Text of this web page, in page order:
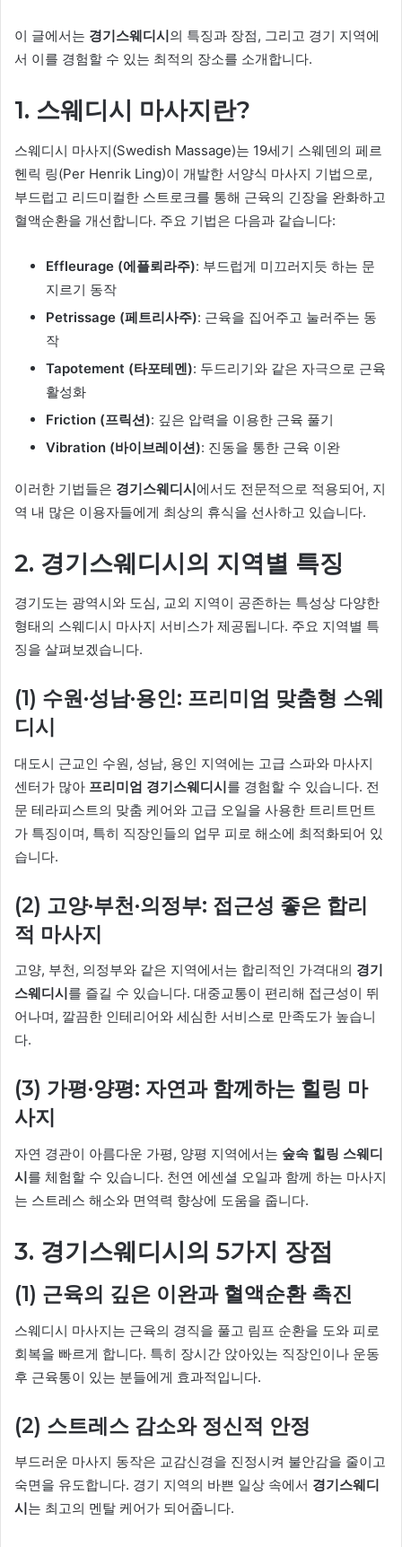
이 글에서는 경기스웨디시의 특징과 장점, 그리고 경기 지역에
서 이를 경험할 수 있는 최적의 장소를 소개합니다.
1. 스웨디시 마사지란?
스웨디시 마사지(Swedish Massage)는 19세기 스웨덴의 페르
헨릭 링(Per Henrik Ling)이 개발한 서양식 마사지 기법으로,
부드럽고 리드미컬한 스트로크를 통해 근육의 긴장을 완화하고
혈액순환을 개선합니다. 주요 기법은 다음과 같습니다:
Effleurage (에플뢰라주): 부드럽게 미끄러지듯 하는 문
지르기 동작
Petrissage (페트리사주): 근육을 집어주고 눌러주는 동
작
Tapotement (타포테멘): 두드리기와 같은 자극으로 근육
활성화
Friction (프릭션): 깊은 압력을 이용한 근육 풀기
Vibration (바이브레이션): 진동을 통한 근육 이완
이러한 기법들은 경기스웨디시에서도 전문적으로 적용되어, 지
역 내 많은 이용자들에게 최상의 휴식을 선사하고 있습니다.
2. 경기스웨디시의 지역별 특징
경기도는 광역시와 도심, 교외 지역이 공존하는 특성상 다양한
형태의 스웨디시 마사지 서비스가 제공됩니다. 주요 지역별 특
징을 살펴보겠습니다.
(1) 수원·성남·용인: 프리미엄 맞춤형 스웨
디시
대도시 근교인 수원, 성남, 용인 지역에는 고급 스파와 마사지
센터가 많아 프리미엄 경기스웨디시를 경험할 수 있습니다. 전
문 테라피스트의 맞춤 케어와 고급 오일을 사용한 트리트먼트
가 특징이며, 특히 직장인들의 업무 피로 해소에 최적화되어 있
습니다.
(2) 고양·부천·의정부: 접근성 좋은 합리
적 마사지
고양, 부천, 의정부와 같은 지역에서는 합리적인 가격대의 경기
스웨디시를 즐길 수 있습니다. 대중교통이 편리해 접근성이 뛰
어나며, 깔끔한 인테리어와 세심한 서비스로 만족도가 높습니
다.
(3) 가평·양평: 자연과 함께하는 힐링 마
사지
자연 경관이 아름다운 가평, 양평 지역에서는 숲속 힐링 스웨디
시를 체험할 수 있습니다. 천연 에센셜 오일과 함께 하는 마사지
는 스트레스 해소와 면역력 향상에 도움을 줍니다.
3. 경기스웨디시의 5가지 장점
(1) 근육의 깊은 이완과 혈액순환 촉진
스웨디시 마사지는 근육의 경직을 풀고 림프 순환을 도와 피로
회복을 빠르게 합니다. 특히 장시간 앉아있는 직장인이나 운동
후 근육통이 있는 분들에게 효과적입니다.
(2) 스트레스 감소와 정신적 안정
부드러운 마사지 동작은 교감신경을 진정시켜 불안감을 줄이고
숙면을 유도합니다. 경기 지역의 바쁜 일상 속에서 경기스웨디
시는 최고의 멘탈 케어가 되어줍니다.